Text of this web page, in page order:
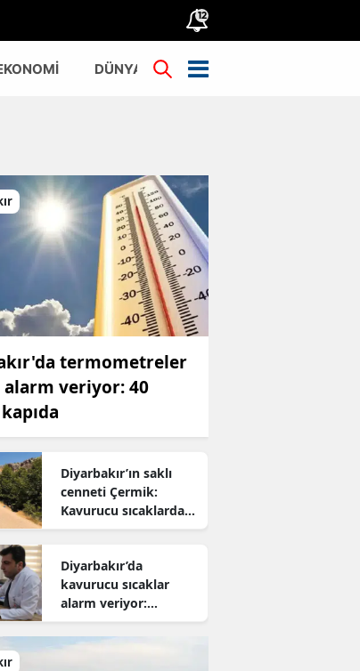
12
DÜNYA TÜRKİYE
termometreler
alarm veriyor: 40
Diyarbakır’ın saklı
cenneti Çermik:
Kavurucu sıcaklardan
kaçanların yeni adresi
Diyarbakır’da
kavurucu sıcaklar
alarm veriyor:
Uzmanından hayati
uyarı